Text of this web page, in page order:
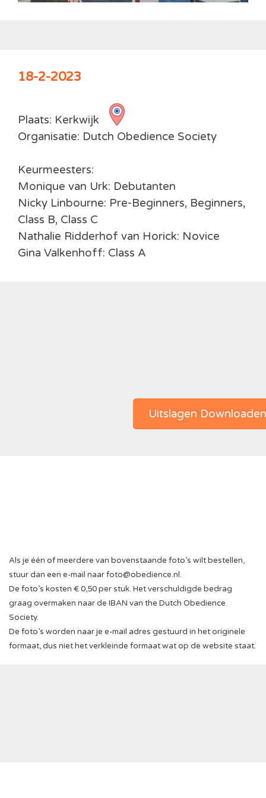
18-2-2023
Plaats: Kerkwijk
Organisatie: Dutch Obedience Society
Keurmeesters:
Monique van Urk: Debutanten
Nicky Linbourne: Pre-Beginners, Beginners,
Class B, Class C
Nathalie Ridderhof van Horick: Novice
Gina Valkenhoff: Class A
Uitslagen
Als je één of meerdere van bovenstaande foto’s wilt bestellen,
stuur dan een e-mail naarfoto@obedience.nl.
De foto’s kosten € 0,50 per stuk. Het verschuldigde bedrag
graag overmaken naar de IBAN van the Dutch Obedience
Society.
De foto’s worden naar je e-mail adres gestuurd in het originele
formaat, dus niet het verkleinde formaat wat op de website staat.